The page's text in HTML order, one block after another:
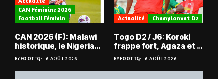
CAN Féminine 2026
Football Féminin
CAN 2026 (F): Malawi
historique, le Nigeria
sauvé, la Zambie
éliminée
BYFOOT.TG 6 AOÛT 2026
Actualité Championnat D2
Togo D2 / J6: Koroki
frappe fort, Agaza et la
JCA assurent,
suspense avant Sara
FC – Doumbé FC
BYFOOT.TG 6 AOÛT 2026